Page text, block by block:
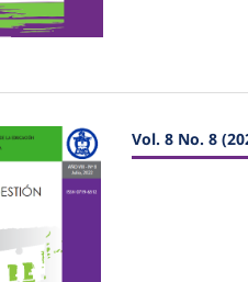
Vol. 8 No. 8